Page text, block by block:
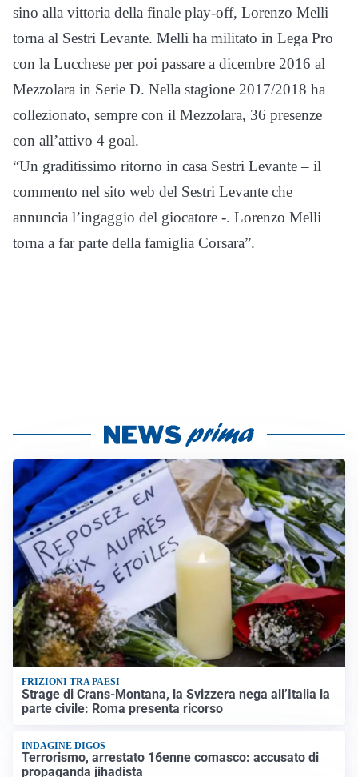
sino alla vittoria della finale play-off, Lorenzo Melli
torna al Sestri Levante. Melli ha militato in Lega Pro
con la Lucchese per poi passare a dicembre 2016 al
Mezzolara in Serie D. Nella stagione 2017/2018 ha
collezionato, sempre con il Mezzolara, 36 presenze
con all’attivo 4 goal.
“Un graditissimo ritorno in casa Sestri Levante – il
commento nel sito web del Sestri Levante che
annuncia l’ingaggio del giocatore -. Lorenzo Melli
torna a far parte della famiglia Corsara”.
FRIZIONI TRA PAESI
Strage di Crans-Montana, la Svizzera nega all’Italia la
parte civile: Roma presenta ricorso
INDAGINE DIGOS
Terrorismo, arrestato 16enne comasco: accusato di
propaganda jihadista